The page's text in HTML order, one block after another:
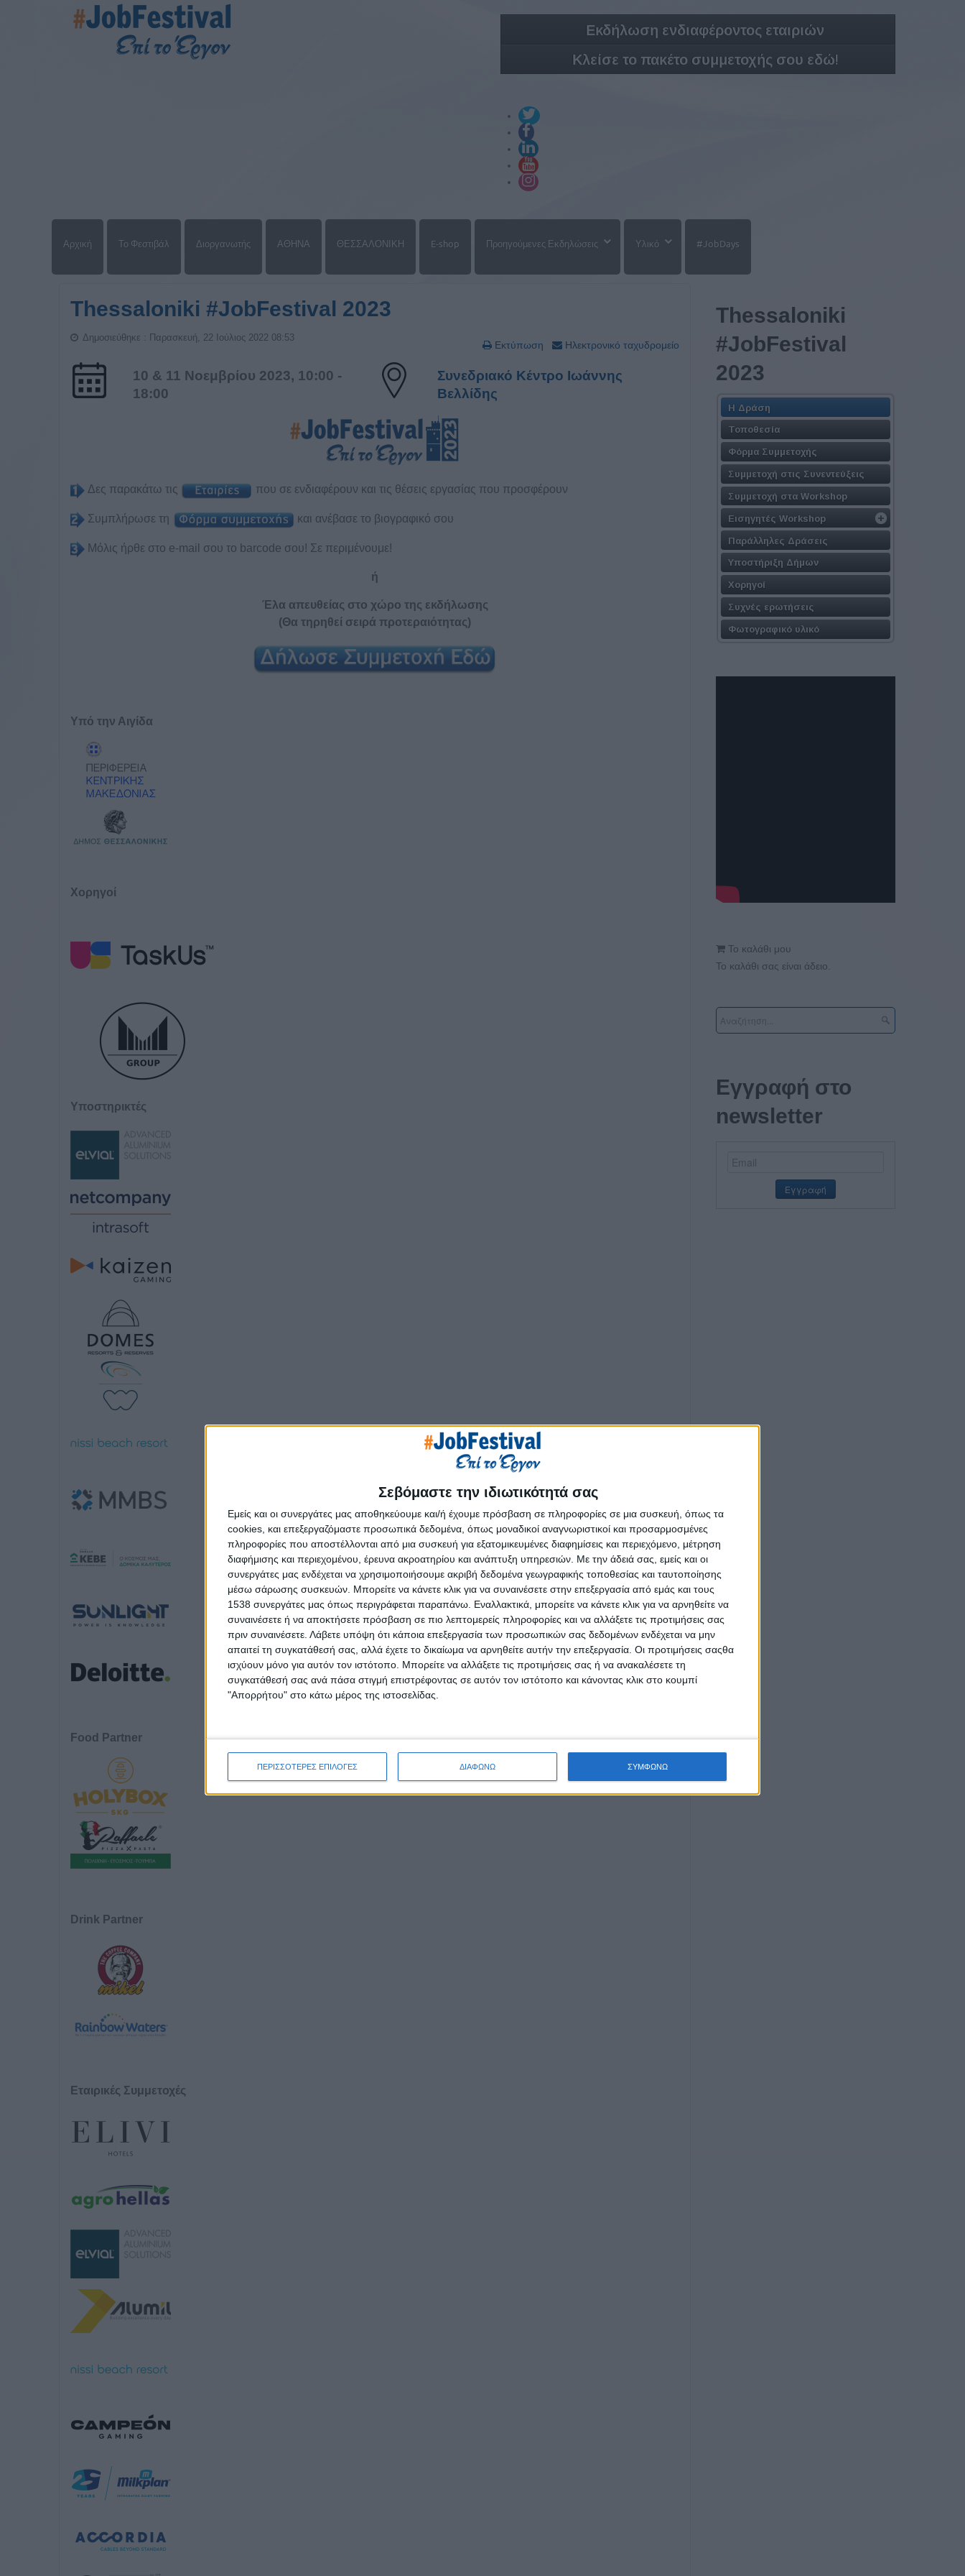
Σεβόμαστε την ιδιωτικότητά σας
Εμείς και οι συνεργάτες μας αποθηκεύουμε και/ή έχουμε πρόσβαση σε πληροφορίες σε μια συσκευή, όπως τα
cookies, και επεξεργαζόμαστε προσωπικά δεδομένα, όπως μοναδικοί αναγνωριστικοί και προσαρμοσμένες
πληροφορίες που αποστέλλονται από μια συσκευή για εξατομικευμένες διαφημίσεις και περιεχόμενο, μέτρηση
διαφήμισης και περιεχομένου, έρευνα ακροατηρίου και ανάπτυξη υπηρεσιών. Με την άδειά σας, εμείς και οι
συνεργάτες μας ενδέχεται να χρησιμοποιήσουμε ακριβή δεδομένα γεωγραφικής τοποθεσίας και ταυτοποίησης
μέσω σάρωσης συσκευών. Μπορείτε να κάνετε κλικ για να συναινέσετε στην επεξεργασία από εμάς και τους
1538 συνεργάτες μας όπως περιγράφεται παραπάνω. Εναλλακτικά, μπορείτε να κάνετε κλικ για να αρνηθείτε να
συναινέσετε ή να αποκτήσετε πρόσβαση σε πιο λεπτομερείς πληροφορίες και να αλλάξετε τις προτιμήσεις σας
πριν συναινέσετε. Λάβετε υπόψη ότι κάποια επεξεργασία των προσωπικών σας δεδομένων ενδέχεται να μην
απαιτεί τη συγκατάθεσή σας, αλλά έχετε το δικαίωμα να αρνηθείτε αυτήν την επεξεργασία. Οι προτιμήσεις σαςθα
ισχύουν μόνο για αυτόν τον ιστότοπο. Μπορείτε να αλλάξετε τις προτιμήσεις σας ή να ανακαλέσετε τη
συγκατάθεσή σας ανά πάσα στιγμή επιστρέφοντας σε αυτόν τον ιστότοπο και κάνοντας κλικ στο κουμπί
"Απορρήτου" στο κάτω μέρος της ιστοσελίδας.
ΠΕΡΙΣΣΟΤΕΡΕΣ ΕΠΙΛΟΓΕΣ ΔΙΑΦΩΝΩ ΣΥΜΦΩΝΩ
Εκδήλωση ενδιαφέροντος εταιριών
Κλείσε το πακέτο συμμετοχής σου εδώ!
Αρχική Το Φεστιβάλ Διοργανωτής ΑΘΗΝΑ ΘΕΣΣΑΛΟΝΙΚΗ E-shop Προηγούμενες Εκδηλώσεις Υλικό #JobDays
Thessaloniki #JobFestival 2023
Εκτύπωση Ηλεκτρονικό ταχυδρομείο
Δημοσιεύθηκε : Παρασκευή, 22 Ιούλιος 2022 08:53
10 & 11 Νοεμβρίου 2023, 10:00 -
18:00
Συνεδριακό Κέντρο Ιωάννης
Βελλίδης
Δες παρακάτω τις που σε ενδιαφέρουν και τις θέσεις εργασίας που προσφέρουν
Συμπλήρωσε τη και ανέβασε το βιογραφικό σου
Μόλις ήρθε στο e-mail σου το barcode σου! Σε περιμένουμε!
ή
Έλα απευθείας στο χώρο της εκδήλωσης
(Θα τηρηθεί σειρά προτεραιότητας)
Υπό την Αιγίδα
Χορηγοί
Υποστηρικτές
Food Partner
Drink Partner
Εταιρικές Συμμετοχές
Thessaloniki
#JobFestival
2023
Η Δράση
Τοποθεσία
Φόρμα Συμμετοχής
Συμμετοχή στις Συνεντεύξεις
Συμμετοχή στα Workshop
Εισηγητές Workshop
Παράλληλες Δράσεις
Υποστήριξη Δήμων
Χορηγοί
Συχνές ερωτήσεις
Φωτογραφικό υλικό
Το καλάθι μου
Το καλάθι σας είναι άδειο.
Εγγραφή στο
newsletter